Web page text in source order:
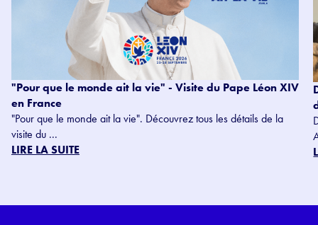
"Pour que le monde ait la vie" - Visite du Pape Léon XIV
en France
"Pour que le monde ait la vie". Découvrez tous les détails de la
visite du ...
LIRE LA SUITE